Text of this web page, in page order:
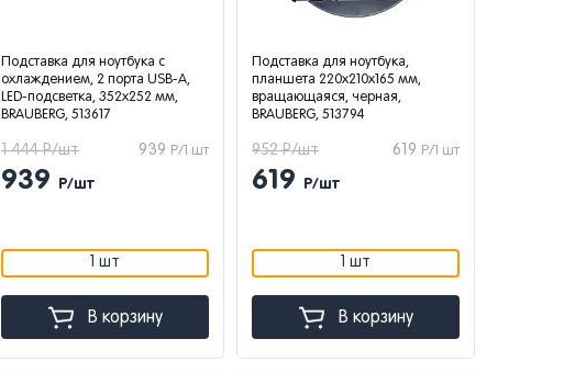
Подставка для ноутбука с
охлаждением, 2 порта USB-A,
LED-подсветка, 352х252 мм,
BRAUBERG, 513617
939 Р/1 шт
1 444 Р/шт
939 Р/шт
1 шт
В корзину
Подставка для ноутбука,
планшета 220х210х165 мм,
вращающаяся, черная,
BRAUBERG, 513794
619 Р/1 шт
952 Р/шт
619 Р/шт
1 шт
В корзину